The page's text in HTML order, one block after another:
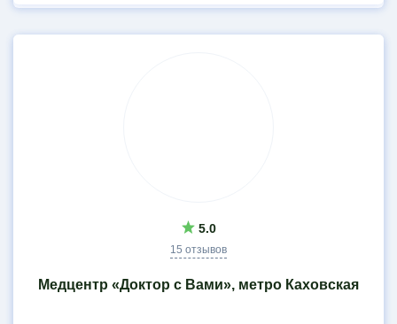
5.0
15 отзывов
Медцентр «Доктор с Вами», метро Каховская